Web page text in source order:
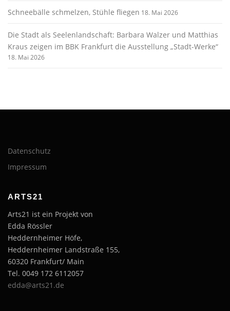
Schneebälle schmelzen, Stühle fliegen 18. Mai 2026
Die Stadt als Seelenlandschaft: Barbara Walzer und Matthias
Kraus zeigen im BBK Frankfurt die Ausstellung „Stadt-Werke“
18. Mai 2026
Datenschutz
Impressum
ARTS21
Arts21 ist ein Projekt von
Edda Rössler
Heddernheimer Höfe,
Heddernheimer Landstraße 155,
60320 Frankfurt/ Main
Tel. 0049 172 6112057
edda@arts21.de